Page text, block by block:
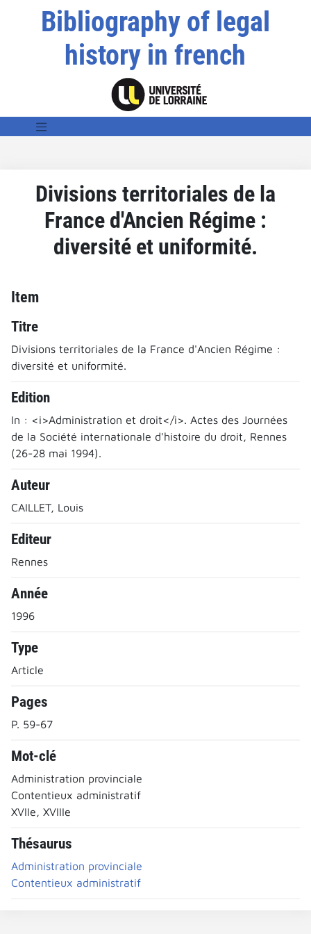
Bibliography of legal
history in french
Divisions territoriales de la
France d'Ancien Régime :
diversité et uniformité.
Item
Titre
Divisions territoriales de la France d'Ancien Régime :
diversité et uniformité.
Edition
In : <i>Administration et droit</i>. Actes des Journées
de la Société internationale d'histoire du droit, Rennes
(26-28 mai 1994).
Auteur
CAILLET, Louis
Editeur
Rennes
Année
1996
Type
Article
Pages
P. 59-67
Mot-clé
Administration provinciale
Contentieux administratif
XVIIe, XVIIIe
Thésaurus
Administration provinciale
Contentieux administratif